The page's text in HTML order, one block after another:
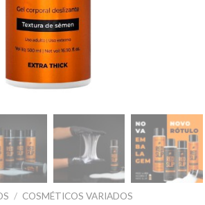
/ COSMÉTICOS VARIADOS